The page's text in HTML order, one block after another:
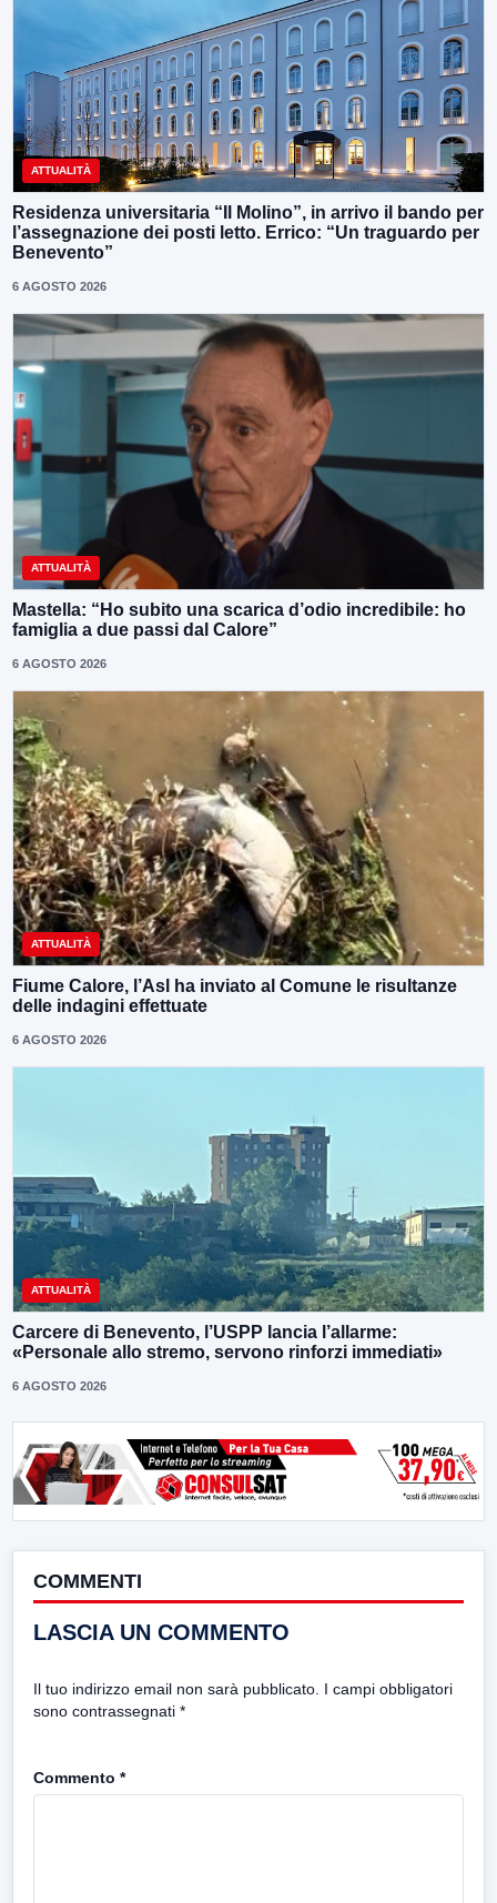
ATTUALITÀ
Residenza universitaria “Il Molino”, in arrivo il bando per
l’assegnazione dei posti letto. Errico: “Un traguardo per
Benevento”
6 AGOSTO 2026
ATTUALITÀ
Mastella: “Ho subito una scarica d’odio incredibile: ho
famiglia a due passi dal Calore”
6 AGOSTO 2026
ATTUALITÀ
Fiume Calore, l’Asl ha inviato al Comune le risultanze
delle indagini effettuate
6 AGOSTO 2026
ATTUALITÀ
Carcere di Benevento, l’USPP lancia l’allarme:
«Personale allo stremo, servono rinforzi immediati»
6 AGOSTO 2026
COMMENTI
LASCIA UN COMMENTO
Il tuo indirizzo email non sarà pubblicato. I campi obbligatori
sono contrassegnati *
Commento *